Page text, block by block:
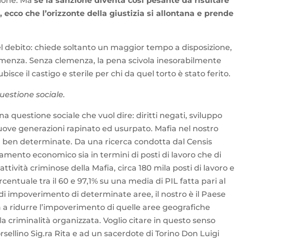
che l’orizzonte della giustizia si allontana e prende
debito: chiede soltanto un maggior tempo a disposizione,
Senza clemenza, la pena scivola inesorabilmente
il castigo e sterile per chi da quel torto è stato ferito.
sociale.
questione sociale che vuol dire: diritti negati, sviluppo
generazioni rapinato ed usurpato. Mafia nel nostro
determinate. Da una ricerca condotta dal Censis
economico sia in termini di posti di lavoro che di
criminose della Mafia, circa 180 mila posti di lavoro e
tra il 60 e 97,1% su una media di PIL fatta pari al
impoverimento di determinate aree, il nostro è il Paese
ridurre l’impoverimento di quelle aree geografiche
criminalità organizzata. Voglio citare in questo senso
Sig.ra Rita e ad un sacerdote di Torino Don Luigi